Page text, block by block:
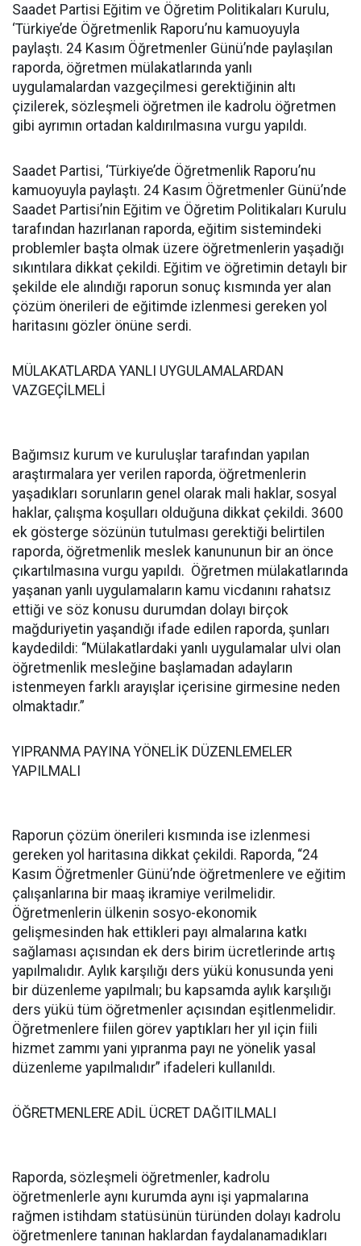
Saadet Partisi Eğitim ve Öğretim Politikaları Kurulu,
‘Türkiye’de Öğretmenlik Raporu’nu kamuoyuyla
paylaştı. 24 Kasım Öğretmenler Günü’nde paylaşılan
raporda, öğretmen mülakatlarında yanlı
uygulamalardan vazgeçilmesi gerektiğinin altı
çizilerek, sözleşmeli öğretmen ile kadrolu öğretmen
gibi ayrımın ortadan kaldırılmasına vurgu yapıldı.
Saadet Partisi, ‘Türkiye’de Öğretmenlik Raporu’nu
kamuoyuyla paylaştı. 24 Kasım Öğretmenler Günü’nde
Saadet Partisi’nin Eğitim ve Öğretim Politikaları Kurulu
tarafından hazırlanan raporda, eğitim sistemindeki
problemler başta olmak üzere öğretmenlerin yaşadığı
sıkıntılara dikkat çekildi. Eğitim ve öğretimin detaylı bir
şekilde ele alındığı raporun sonuç kısmında yer alan
çözüm önerileri de eğitimde izlenmesi gereken yol
haritasını gözler önüne serdi.
MÜLAKATLARDA YANLI UYGULAMALARDAN
VAZGEÇİLMELİ
Bağımsız kurum ve kuruluşlar tarafından yapılan
araştırmalara yer verilen raporda, öğretmenlerin
yaşadıkları sorunların genel olarak mali haklar, sosyal
haklar, çalışma koşulları olduğuna dikkat çekildi. 3600
ek gösterge sözünün tutulması gerektiği belirtilen
raporda, öğretmenlik meslek kanununun bir an önce
çıkartılmasına vurgu yapıldı. Öğretmen mülakatlarında
yaşanan yanlı uygulamaların kamu vicdanını rahatsız
ettiği ve söz konusu durumdan dolayı birçok
mağduriyetin yaşandığı ifade edilen raporda, şunları
kaydedildi: “Mülakatlardaki yanlı uygulamalar ulvi olan
öğretmenlik mesleğine başlamadan adayların
istenmeyen farklı arayışlar içerisine girmesine neden
olmaktadır.”
YIPRANMA PAYINA YÖNELİK DÜZENLEMELER
YAPILMALI
Raporun çözüm önerileri kısmında ise izlenmesi
gereken yol haritasına dikkat çekildi. Raporda, “24
Kasım Öğretmenler Günü’nde öğretmenlere ve eğitim
çalışanlarına bir maaş ikramiye verilmelidir.
Öğretmenlerin ülkenin sosyo-ekonomik
gelişmesinden hak ettikleri payı almalarına katkı
sağlaması açısından ek ders birim ücretlerinde artış
yapılmalıdır. Aylık karşılığı ders yükü konusunda yeni
bir düzenleme yapılmalı; bu kapsamda aylık karşılığı
ders yükü tüm öğretmenler açısından eşitlenmelidir.
Öğretmenlere fiilen görev yaptıkları her yıl için fiili
hizmet zammı yani yıpranma payı ne yönelik yasal
düzenleme yapılmalıdır” ifadeleri kullanıldı.
ÖĞRETMENLERE ADİL ÜCRET DAĞITILMALI
Raporda, sözleşmeli öğretmenler, kadrolu
öğretmenlerle aynı kurumda aynı işi yapmalarına
rağmen istihdam statüsünün türünden dolayı kadrolu
öğretmenlere tanınan haklardan faydalanamadıkları